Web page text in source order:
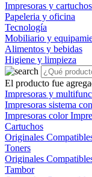
Impresoras y cartuchos
Papeleria y oficina
Tecnología
Mobiliario y
Alimentos y bebidas
Higiene y limpieza
El producto fue
Impresoras y
Impresoras sistema
Impresoras color
Cartuchos
Originales
Toners
Originales
Tambor